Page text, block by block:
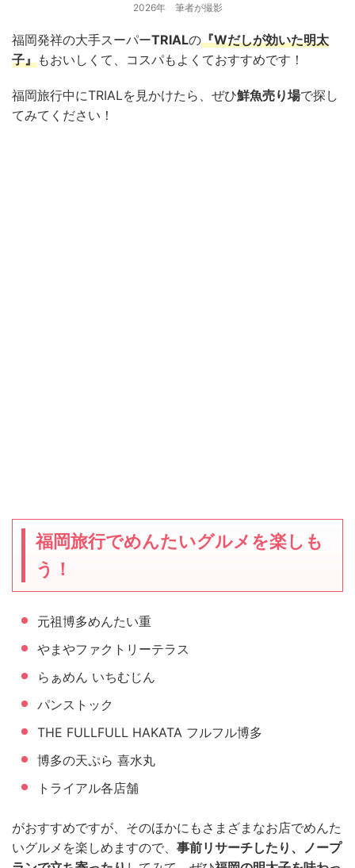
2026年 筆者が撮影
福岡発祥の大手スーパーTRIALの『Wだしが効いた明太
子』もおいしくて、コスパもよくておすすめです！
福岡旅行中にTRIALを見かけたら、ぜひ鮮魚売り場で探し
てみてください！
福岡旅行でめんたいグルメを楽しも
う！
元祖博多めんたい重
やまやファクトリーテラス
らぁめん いちむじん
パンストック
THE FULLFULL HAKATA フルフル博多
博多の天ぷら 喜水丸
トライアル各店舗
がおすすめですが、そのほかにもさまざまなお店でめんた
いグルメを楽しめますので、 事前リサーチしたり、ノープ